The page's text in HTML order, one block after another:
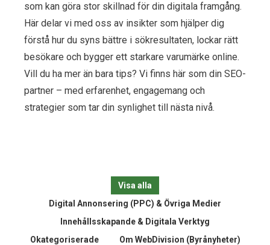
som kan göra stor skillnad för din digitala framgång.
Här delar vi med oss av insikter som hjälper dig
förstå hur du syns bättre i sökresultaten, lockar rätt
besökare och bygger ett starkare varumärke online.
Vill du ha mer än bara tips? Vi finns här som din SEO-
partner – med erfarenhet, engagemang och
strategier som tar din synlighet till nästa nivå.
Visa alla
Digital Annonsering (PPC) & Övriga Medier
Innehållsskapande & Digitala Verktyg
Okategoriserade
Om WebDivision (Byrånyheter)